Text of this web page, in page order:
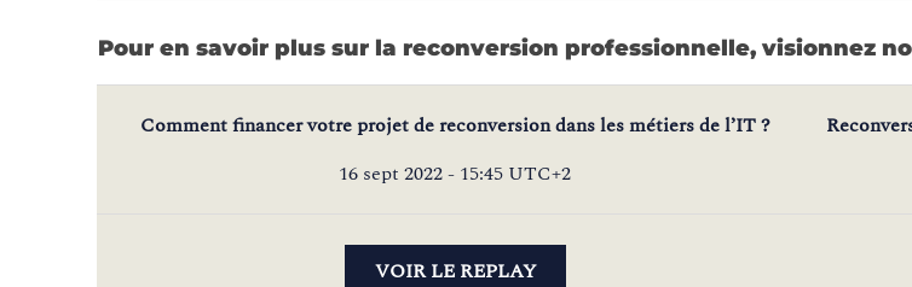
Pour en savoir plus sur la reconversion professionnelle, visionnez
Comment financer votre projet de reconversion dans les métiers de l’IT ?
16 sept 2022 - 15:45 UTC+2
VOIR LE REPLAY